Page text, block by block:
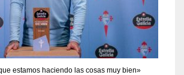
estamos haciendo las cosas muy bien»